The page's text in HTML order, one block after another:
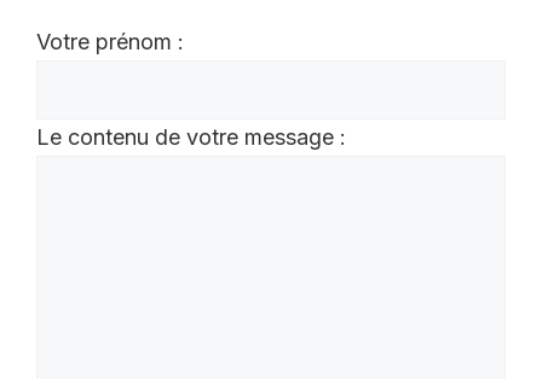
Votre prénom :
Le contenu de votre message :